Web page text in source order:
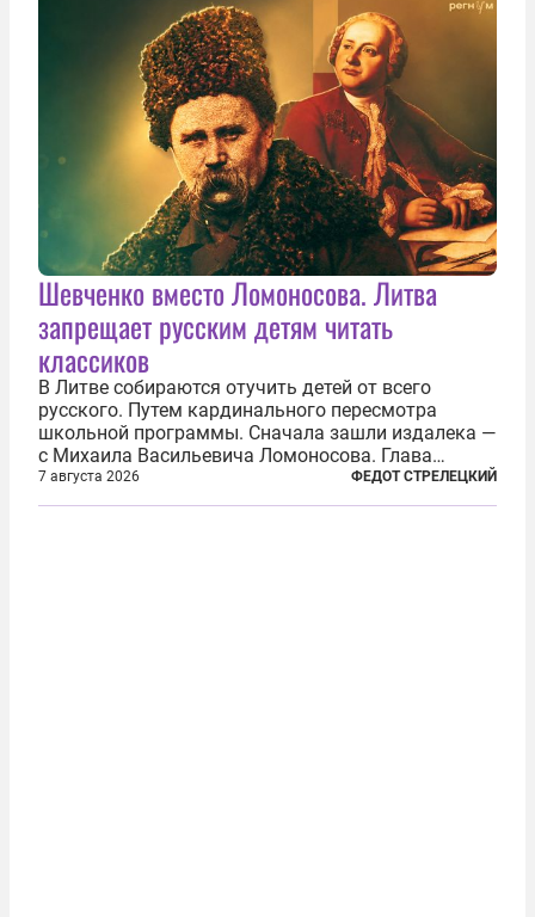
Шевченко вместо Ломоносова. Литва
запрещает русским детям читать
классиков
В Литве собираются отучить детей от всего
русского. Путем кардинального пересмотра
школьной программы. Сначала зашли издалека —
с Михаила Васильевича Ломоносова. Глава
правительства Литвы Миндаугас Синкявичюс
предложил исключить его тексты из программ
7 августа 2026 ФЕДОТ СТРЕЛЕЦКИЙ